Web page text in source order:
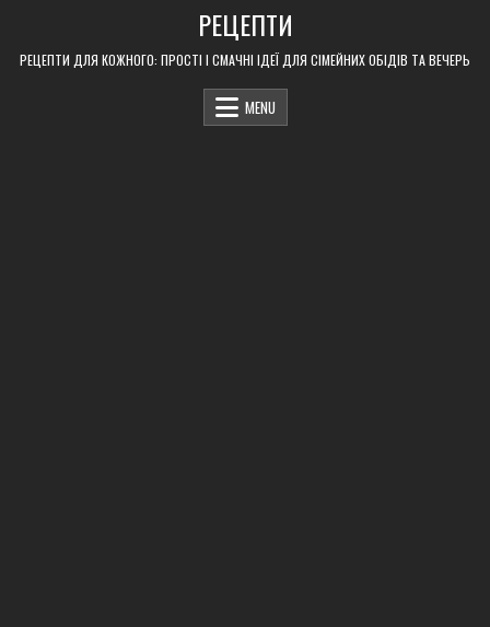
content
РЕЦЕПТИ
РЕЦЕПТИ ДЛЯ КОЖНОГО: ПРОСТІ І СМАЧНІ ІДЕЇ ДЛЯ СІМЕЙНИХ ОБІДІВ ТА ВЕЧЕРЬ
MENU